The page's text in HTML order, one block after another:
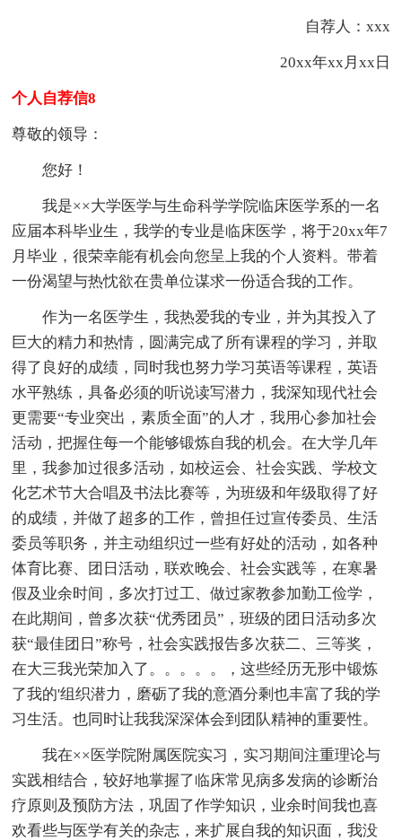
自荐人：xxx
20xx年xx月xx日
个人自荐信8
尊敬的领导：
您好！
我是××大学医学与生命科学学院临床医学系的一名
应届本科毕业生，我学的专业是临床医学，将于20xx年7
月毕业，很荣幸能有机会向您呈上我的个人资料。带着
一份渴望与热忱欲在贵单位谋求一份适合我的工作。
作为一名医学生，我热爱我的专业，并为其投入了
巨大的精力和热情，圆满完成了所有课程的学习，并取
得了良好的成绩，同时我也努力学习英语等课程，英语
水平熟练，具备必须的听说读写潜力，我深知现代社会
更需要“专业突出，素质全面”的人才，我用心参加社会
活动，把握住每一个能够锻炼自我的机会。在大学几年
里，我参加过很多活动，如校运会、社会实践、学校文
化艺术节大合唱及书法比赛等，为班级和年级取得了好
的成绩，并做了超多的工作，曾担任过宣传委员、生活
委员等职务，并主动组织过一些有好处的活动，如各种
体育比赛、团日活动，联欢晚会、社会实践等，在寒暑
假及业余时间，多次打过工、做过家教参加勤工俭学，
在此期间，曾多次获“优秀团员”，班级的团日活动多次
获“最佳团日”称号，社会实践报告多次获二、三等奖，
在大三我光荣加入了。。。。。，这些经历无形中锻炼
了我的'组织潜力，磨砺了我的意酒分剩也丰富了我的学
习生活。也同时让我我深深体会到团队精神的重要性。
我在××医学院附属医院实习，实习期间注重理论与
实践相结合，较好地掌握了临床常见病多发病的诊断治
疗原则及预防方法，巩固了作学知识，业余时间我也喜
欢看些与医学有关的杂志，来扩展自我的知识面，我没